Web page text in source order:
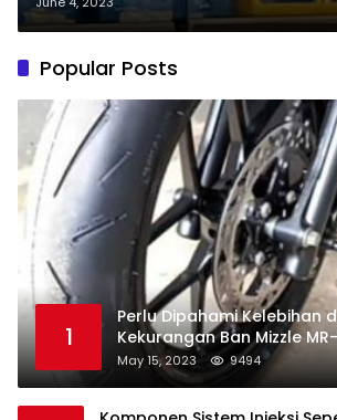
Popular Posts
1
Perlu Dipahami Kelebihan
Kekurangan Ban Mizzle
May 15, 2023 9494